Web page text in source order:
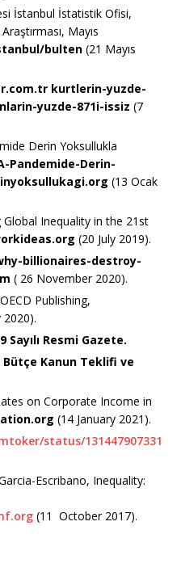
İstanbul İstatistik Ofisi,
Mayıs
bulten (21 Mayıs
kurtlerin-yuzde-
yuzde-871i-issiz (7
Derin Yoksullukla
Pandemide-Derin-
(13 Ocak
Global Inequality in the 21st
(20 July 2019).
billionaires-destroy-
( 26 November 2020).
Publishing,
2020).
Sayılı Resmi Gazete.
Bütçe Kanun Teklifi ve
on Corporate Income in
(14 January 2021).
status/131447907331
Escribano, Inequality:
(11 October 2017).